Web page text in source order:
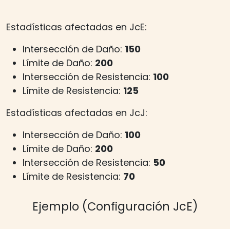
Estadísticas afectadas en JcE:
Intersección de Daño: 150
Límite de Daño: 200
Intersección de Resistencia: 100
Límite de Resistencia: 125
Estadísticas afectadas en JcJ:
Intersección de Daño: 100
Límite de Daño: 200
Intersección de Resistencia: 50
Límite de Resistencia: 70
Ejemplo (Configuración JcE)